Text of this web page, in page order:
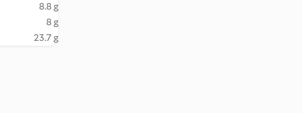
8.8 g
8 g
23.7 g